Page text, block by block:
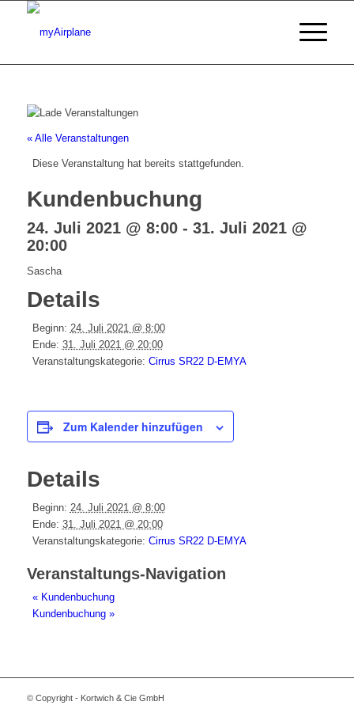
« Alle Veranstaltungen
Diese Veranstaltung hat bereits stattgefunden.
Kundenbuchung
24. Juli 2021 @ 8:00- 31. Juli 2021 @
20:00
Sascha
Details
Beginn: 24. Juli 2021 @ 8:00
Ende: 31. Juli 2021 @ 20:00
Veranstaltungskategorie: Cirrus SR22 D-EMYA
Zum Kalender hinzufügen
Details
Beginn: 24. Juli 2021 @ 8:00
Ende: 31. Juli 2021 @ 20:00
Veranstaltungskategorie: Cirrus SR22 D-EMYA
Veranstaltungs-Navigation
«Kundenbuchung
Kundenbuchung »
© Copyright - Kortwich & Cie GmbH